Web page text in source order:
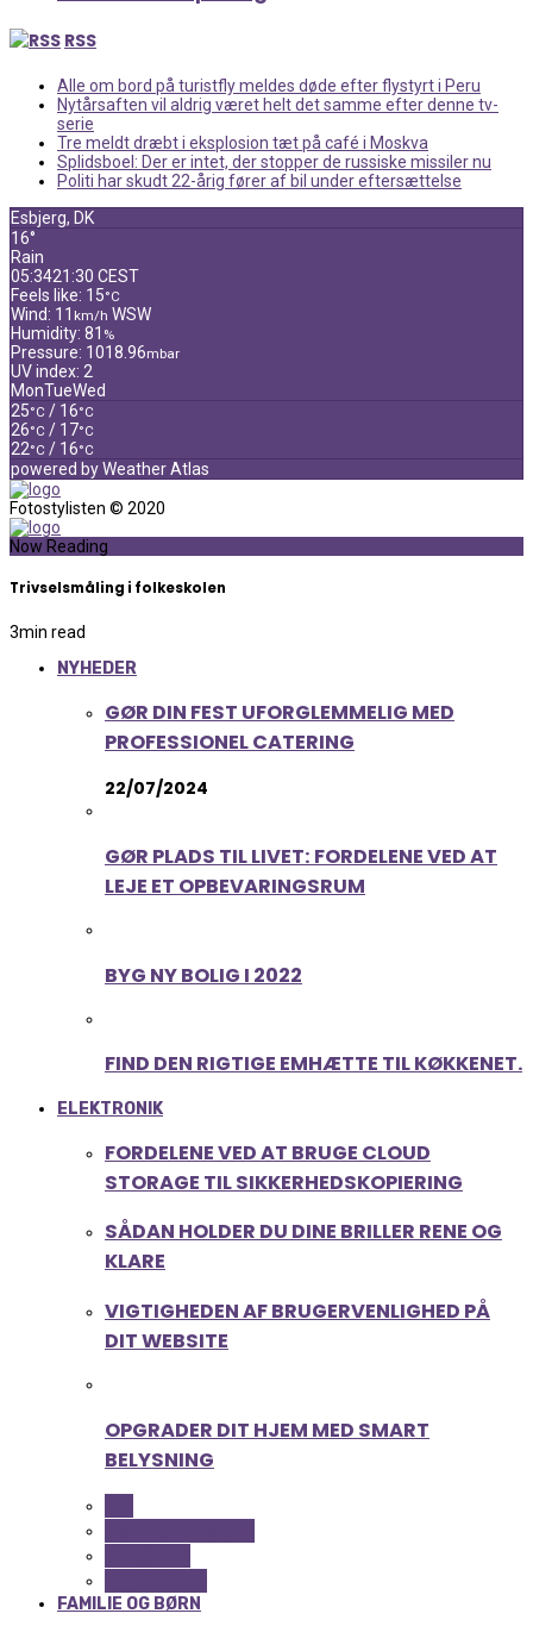
RSS
Alle om bord på turistfly meldes døde efter flystyrt i Peru
Nytårsaften vil aldrig været helt det samme efter denne tv-
serie
Tre meldt dræbt i eksplosion tæt på café i Moskva
Splidsboel: Der er intet, der stopper de russiske missiler nu
Politi har skudt 22-årig fører af bil under eftersættelse
Esbjerg, DK
16°
Rain
05:3421:30 CEST
Feels like: 15°C
Wind: 11 km/h WSW
Humidity: 81 %
Pressure: 1018.96mbar
UV index: 2
MonTueWed
25°C / 16°C
26°C / 17°C
22°C / 16°C
powered byWeather Atlas
Fotostylisten © 2020
Now Reading
Trivselsmåling i folkeskolen
3min read
NYHEDER
GØR DIN FEST UFORGLEMMELIG MED
PROFESSIONEL CATERING
22/07/2024
GØR PLADS TIL LIVET: FORDELENE VED AT
LEJE ET OPBEVARINGSRUM
BYG NY BOLIG I 2022
FIND DEN RIGTIGE EMHÆTTE TIL KØKKENET.
ELEKTRONIK
FORDELENE VED AT BRUGE CLOUD
STORAGE TIL SIKKERHEDSKOPIERING
SÅDAN HOLDER DU DINE BRILLER RENE OG
KLARE
VIGTIGHEDEN AF BRUGERVENLIGHED PÅ
DIT WEBSITE
OPGRADER DIT HJEM MED SMART
BELYSNING
FAMILIE OG BØRN